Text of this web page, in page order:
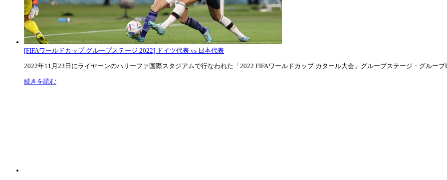
[FIFAワールドカップ グループステージ 2022] ドイツ代表 vs 日本代表
2022年11月23日にライヤーンのハリーファ国際スタジアムで行なわれた「2022 FIFAワールドカップ カタール大会」グループステージ・グループ
続きを読む